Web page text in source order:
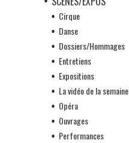
Cirque
Danse
Dossiers/Hommages
Entretiens
Expositions
La vidéo de la semaine
Opéra
Ouvrages
Performances